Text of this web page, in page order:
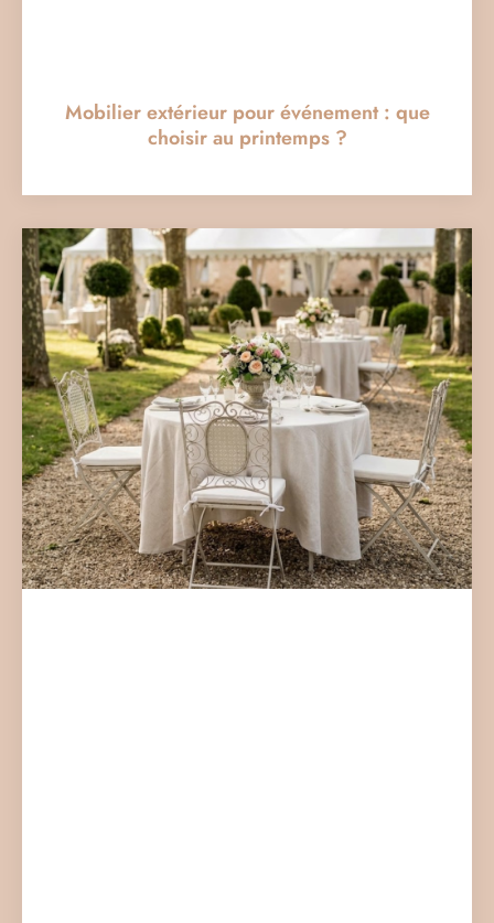
Mobilier extérieur pour événement : que
choisir au printemps ?